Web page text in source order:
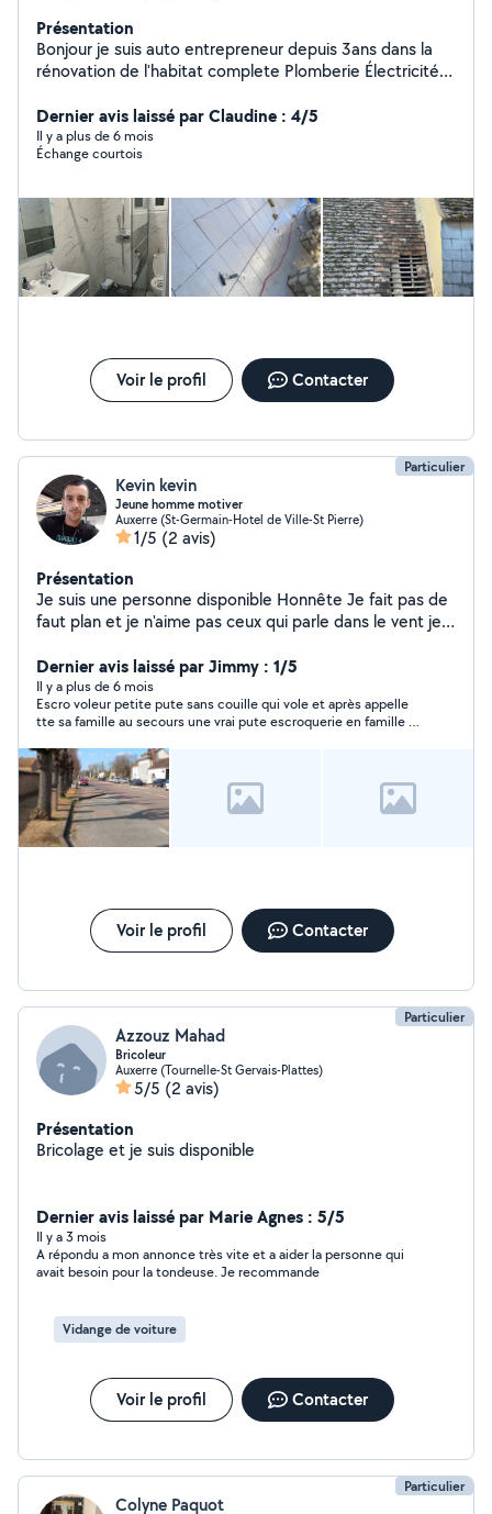
Présentation
Bonjour je suis auto entrepreneur depuis 3ans dans la
rénovation de l'habitat complete Plomberie Électricité
Domotique Je serait répondre à votre demande je
reste à votre entière disposition
Dernier avis laissé par Claudine : 4/5
Il y a plus de 6 mois
Échange courtois
Voir le profil Contacter
Particulier
Kevin kevin
Jeune homme motiver
Auxerre (St-Germain-Hotel de Ville-St Pierre)
1/5 (2 avis)
Présentation
Je suis une personne disponible Honnête Je fait pas de
faut plan et je n'aime pas ceux qui parle dans le vent je
recherche une personne je suis dispo s'il faut j'ai même
mon frère qui peut éventuellement si besoin être là
n'hésiter pas je suis correct bonne recherche à vous
toute et tous
Dernier avis laissé par Jimmy : 1/5
Il y a plus de 6 mois
Escro voleur petite pute sans couille qui vole et après appelle
tte sa famille au secours une vrai pute escroquerie en famille à
grosse arnaque qui n à aucune parole prend de l argent dit qu il
revient et ne revien jamais et après ouvre sa geule par
téléphone mais pas les couille de revenir et le mec fait même
intervenir tte sa famille à éviter obsolument
Voir le profil Contacter
Particulier
Azzouz Mahad
Bricoleur
Auxerre (Tournelle-St Gervais-Plattes)
5/5 (2 avis)
Présentation
Bricolage et je suis disponible
Dernier avis laissé par Marie Agnes : 5/5
Il y a 3 mois
A répondu a mon annonce très vite et a aider la personne qui
avait besoin pour la tondeuse. Je recommande
Vidange de voiture
Voir le profil Contacter
Particulier
Colyne Paquot